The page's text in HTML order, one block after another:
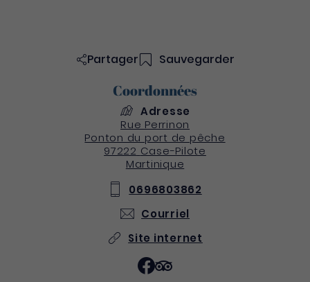
Partager Sauvegarder
Coordonnées
Adresse
Rue Perrinon
Ponton du port de pêche
97222 Case-Pilote
Martinique
0696803862
Courriel
Site internet